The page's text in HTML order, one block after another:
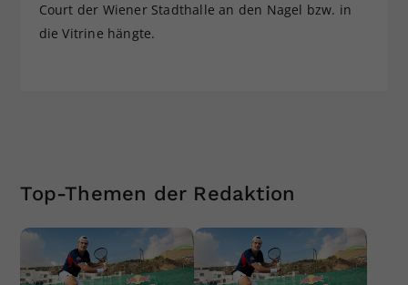
Court der Wiener Stadthalle an den Nagel bzw. in
die Vitrine hängte.
Top-Themen der Redaktion